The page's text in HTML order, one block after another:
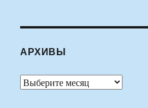
АРХИВЫ
Архивы